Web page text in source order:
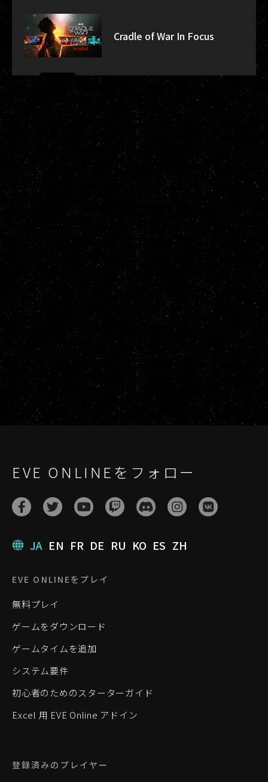
Cradle of War In Focus
EVE ONLINEをフォロー
JA EN FR DE RU KO ES ZH
EVE ONLINEをプレイ
無料プレイ
ゲームをダウンロード
ゲームタイムを追加
システム要件
初心者のためのスターターガイド
Excel 用 EVE Online アドイン
登録済みのプレイヤー